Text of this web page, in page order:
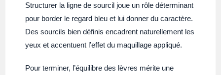
Structurer la ligne de sourcil joue un rôle déterminant
pour border le regard bleu et lui donner du caractère.
Des sourcils bien définis encadrent naturellement les
yeux et accentuent l’effet du maquillage appliqué.
Pour terminer, l’équilibre des lèvres mérite une